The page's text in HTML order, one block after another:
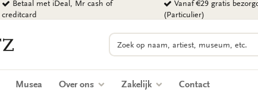
Betaal met iDeal, Mr cash of
creditcard
Vanaf €29 gratis
(Particulier)
Zoeken
Musea Over ons Zakelijk Contact